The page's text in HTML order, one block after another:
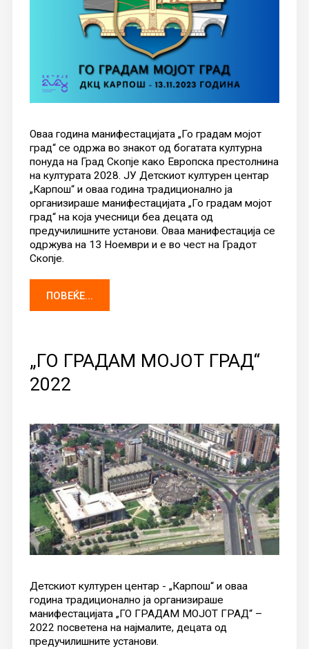
Оваа година манифестацијата „Го градам мојот
град“ се одржа во знакот од богатата културна
понуда на Град Скопје како Европска престолнина
на културата 2028. ЈУ Детскиот културен центар
„Карпош“ и оваа година традиционално ја
организираше манифестацијата „Го градам мојот
град“ на која учесници беа децата од
предучилишните установи. Оваа манифестација се
одржува на 13 Ноември и е во чест на Градот
Скопје.
ПОВЕЌЕ...
„ГО ГРАДАМ МОЈОТ ГРАД“
2022
Детскиот културен центар - „Карпош“ и оваа
година традиционално ја организираше
манифестацијата „ГО ГРАДАМ МОЈОТ ГРАД“ –
2022 посветена на најмалите, децата од
предучилишните установи.